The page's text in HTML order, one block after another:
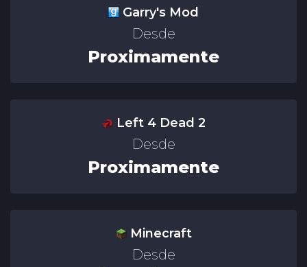
Garry's Mod
Desde
Proximamente
Left 4 Dead 2
Desde
Proximamente
Minecraft
Desde